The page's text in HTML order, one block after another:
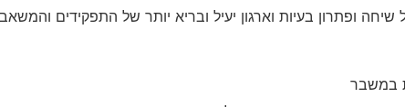
ופתרון בעיות וארגון יעיל ובריא יותר של התפקידים
במשבר